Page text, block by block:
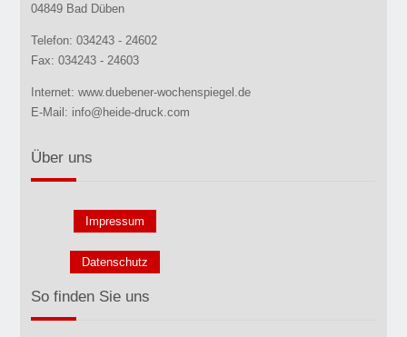
04849 Bad Düben
Telefon: 034243 - 24602
Fax: 034243 - 24603
Internet: www.duebener-wochenspiegel.de
E-Mail: info@heide-druck.com
Über uns
Impressum
Datenschutz
So finden Sie uns